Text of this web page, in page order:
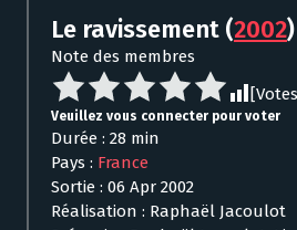
Le ravissement (2002)
Note des membres
Veuillez vous connecter pour voter
Durée : 28 min
Pays : France
Sortie : 06 Apr 2002
Réalisation : Raphaël Jacoulot